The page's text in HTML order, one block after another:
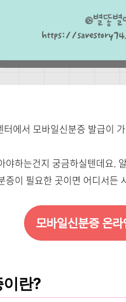
에서 모바일신분증 발급이
야하는건지 궁금하실텐데요.
증이 필요한 곳이면 어디서든
모바일신분증 온라
란?